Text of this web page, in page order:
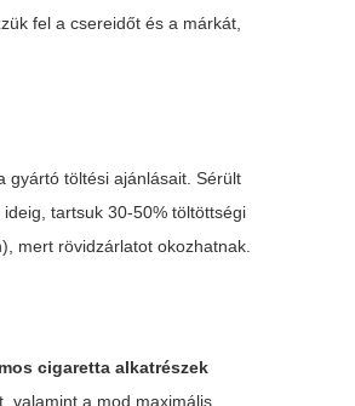
fel a csereidőt és a márkát,
gyártó töltési ajánlásait. Sérült
tartsuk 30-50% töltöttségi
mert rövidzárlatot okozhatnak.
cigaretta alkatrészek
valamint a mod maximális